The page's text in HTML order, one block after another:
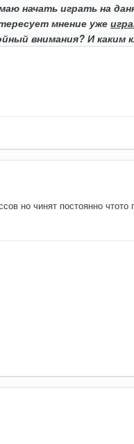
начать играть на
мнение уже
внимания? И каким
но чинят постоянно